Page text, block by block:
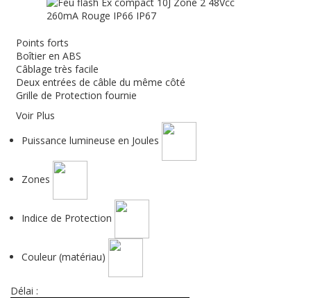
Points forts
Boîtier en ABS
Câblage très facile
Deux entrées de câble du même côté
Grille de Protection fournie
Voir Plus
Puissance lumineuse en Joules
Zones
Indice de Protection
Couleur (matériau)
Délai :